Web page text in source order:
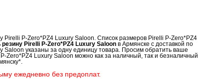
Pirelli P-Zero*PZ4 Luxury Saloon. Список размеров Pirelli P-Zero*PZ4
резину Pirelli P-Zero*PZ4 Luxury Saloon в Армянске с доставкой по
указаны за одну единицу товара. Просим обратить ваше
Zero*PZ4 Luxury Saloon можно как за наличный, так и безналичный
ежедневно без предоплат.